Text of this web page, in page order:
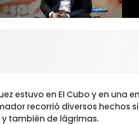
estuvo en El Cubo y en una
recorrió diversos hechos
también de lágrimas.